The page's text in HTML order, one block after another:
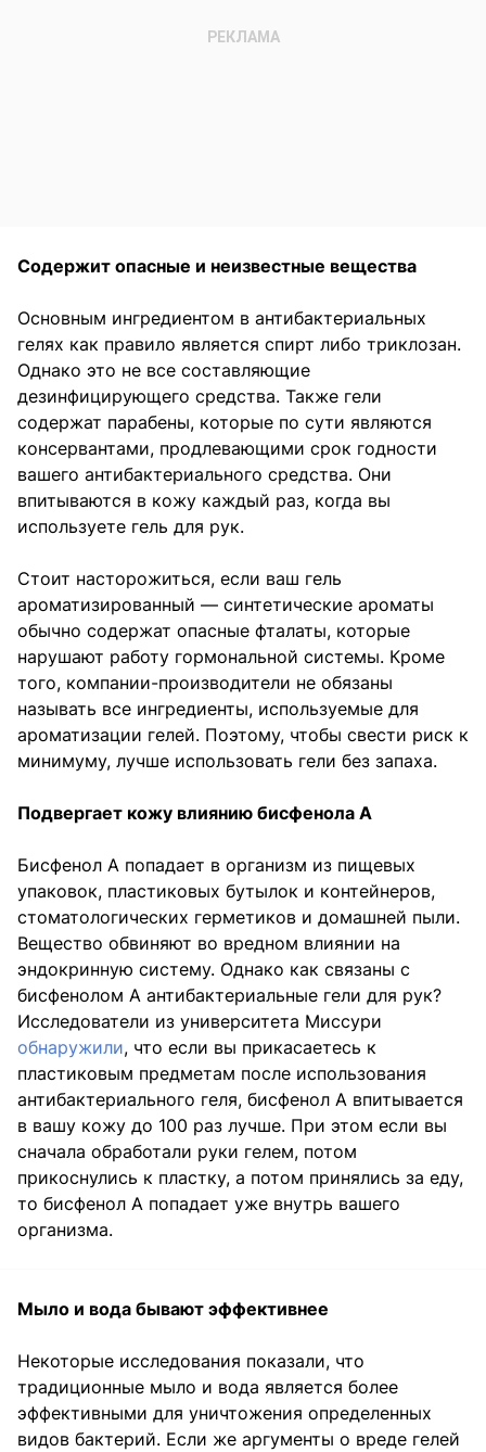
Содержит опасные и неизвестные вещества
Основным ингредиентом в антибактериальных
гелях как правило является спирт либо триклозан.
Однако это не все составляющие
дезинфицирующего средства. Также гели
содержат парабены, которые по сути являются
консервантами, продлевающими срок годности
вашего антибактериального средства. Они
впитываются в кожу каждый раз, когда вы
используете гель для рук.
Стоит насторожиться, если ваш гель
ароматизированный — синтетические ароматы
обычно содержат опасные фталаты, которые
нарушают работу гормональной системы. Кроме
того, компании-производители не обязаны
называть все ингредиенты, используемые для
ароматизации гелей. Поэтому, чтобы свести риск к
минимуму, лучше использовать гели без запаха.
Подвергает кожу влиянию бисфенола А
Бисфенол А попадает в организм из пищевых
упаковок, пластиковых бутылок и контейнеров,
стоматологических герметиков и домашней пыли.
Вещество обвиняют во вредном влиянии на
эндокринную систему. Однако как связаны с
бисфенолом А антибактериальные гели для рук?
Исследователи из университета Миссури
обнаружили, что если вы прикасаетесь к
пластиковым предметам после использования
антибактериального геля, бисфенол А впитывается
в вашу кожу до 100 раз лучше. При этом если вы
сначала обработали руки гелем, потом
прикоснулись к пластку, а потом принялись за еду,
то бисфенол А попадает уже внутрь вашего
организма.
Мыло и вода бывают эффективнее
Некоторые исследования показали, что
традиционные мыло и вода является более
эффективными для уничтожения определенных
видов бактерий. Если же аргументы о вреде гелей